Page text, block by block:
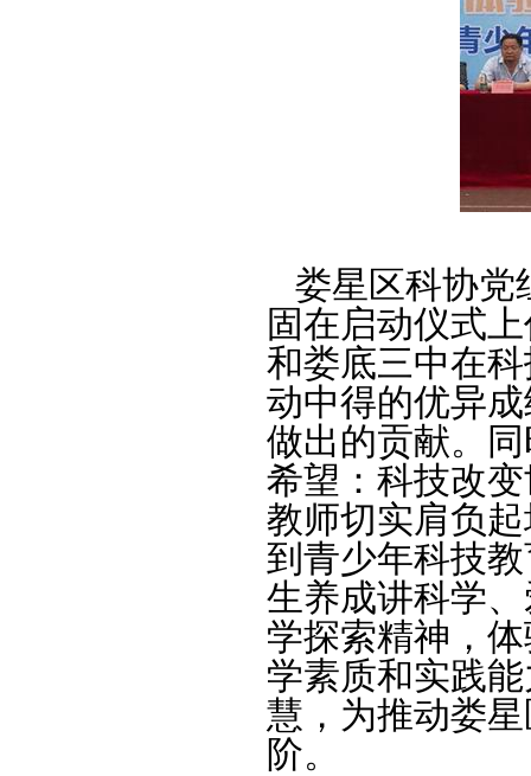
娄星区科协党
固在启动仪式
和娄底三中在
动中得的优异
做出的贡献。
希望：科技改
教师切实肩负
到青少年科技
生养成讲科学
学探索精神，
学素质和实践
慧，为推动娄
阶。